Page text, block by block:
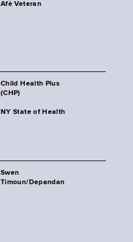
Afè Veteran
Child Health Plus
(CHP)
NY State of Health
Swen
Timoun/Depandan